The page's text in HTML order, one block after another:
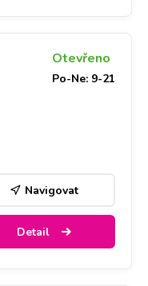
Otevřeno
Po-Ne: 9-21
Navigovat
Detail